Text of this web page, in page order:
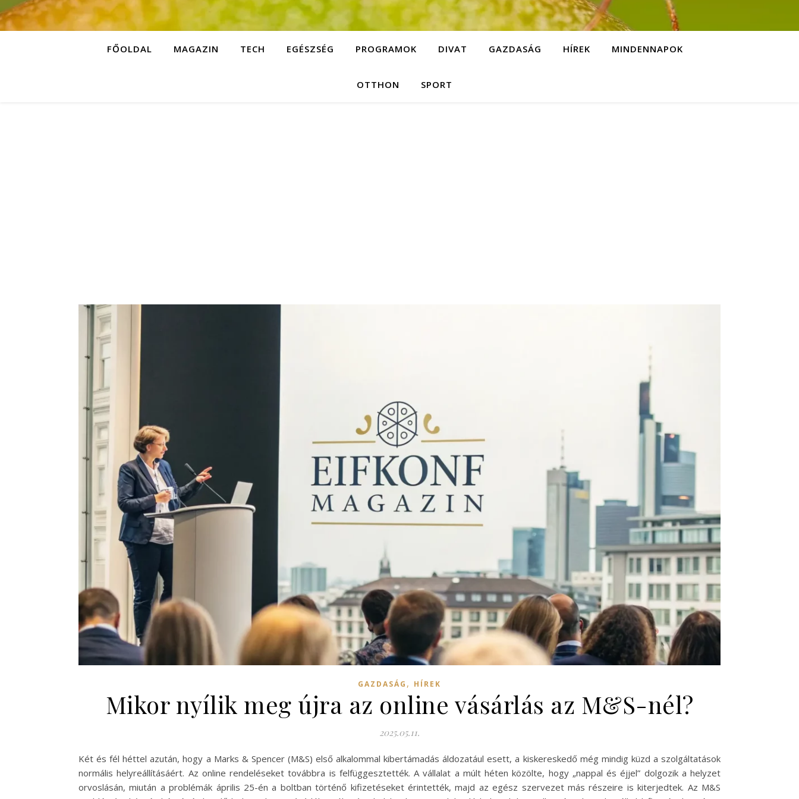
FŐOLDAL MAGAZIN TECH EGÉSZSÉG PROGRAMOK DIVAT GAZDASÁG HÍREK MINDENNAPOK
OTTHON SPORT
GAZDASÁG , HÍREK
Mikor nyílik meg újra az online vásárlás az M&S-nél?
2025.05.11.
Két és fél héttel azután, hogy a Marks & Spencer (M&S) első alkalommal kibertámadás áldozatául esett, a kiskereskedő még mindig küzd a szolgáltatások
normális helyreállításáért. Az online rendeléseket továbbra is felfüggesztették. A vállalat a múlt héten közölte, hogy „nappal és éjjel” dolgozik a helyzet
orvoslásán, miután a problémák április 25-én a boltban történő kifizetéseket érintették, majd az egész szervezet más részeire is kiterjedtek. Az M&S